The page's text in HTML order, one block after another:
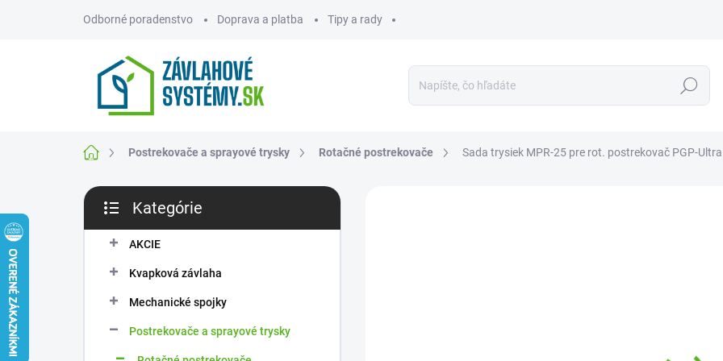
Odborné poradenstvo Doprava a platba Tipy a rady
Hľadať
DomovPostrekovače a sprayové trysky Rotačné postrekovače Sada trysiek MPR-25 pre rot. postrekovač PGP-Ultra
B
č
kategórie
Kategórie
AKCIE
Kvapková závlaha
Mechanické spojky
Postrekovače a sprayové trysky